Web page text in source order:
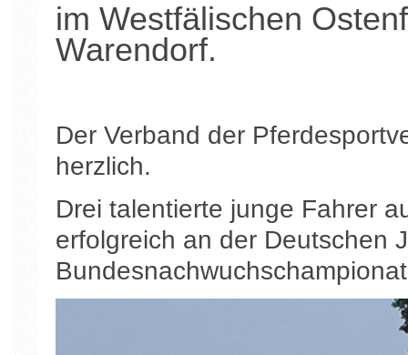
im Westfälischen
Warendorf.
Der Verband der
herzlich.
Drei talentierte junge Fahrer
erfolgreich an der Deutschen